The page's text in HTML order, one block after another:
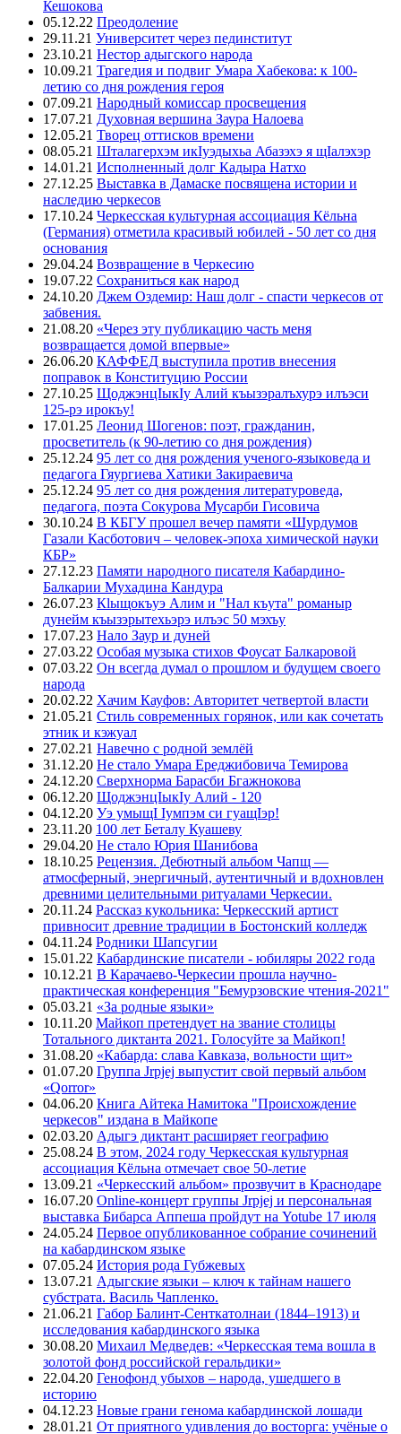
Кешокова
05.12.22 Преодоление
29.11.21 Университет через пединститут
23.10.21 Нестор адыгского народа
10.09.21 Трагедия и подвиг Умара Хабекова: к 100-
летию со дня рождения героя
07.09.21 Народный комиссар просвещения
17.07.21 Духовная вершина Заура Налоева
12.05.21 Творец оттисков времени
08.05.21 Шталагерхэм икIуэдыхьа Абазэхэ я щIалэхэр
14.01.21 Исполненный долг Кадыра Натхо
27.12.25 Выставка в Дамаске посвящена истории и
наследию черкесов
17.10.24 Черкесская культурная ассоциация Кёльна
(Германия) отметила красивый юбилей - 50 лет со дня
основания
29.04.24 Возвращение в Черкесию
19.07.22 Сохраниться как народ
24.10.20 Джем Оздемир: Наш долг - спасти черкесов от
забвения.
21.08.20 «Через эту публикацию часть меня
возвращается домой впервые»
26.06.20 КАФФЕД выступила против внесения
поправок в Конституцию России
27.10.25 ЩоджэнцIыкIу Алий къызэралъхурэ илъэси
125-рэ ирокъу!
17.01.25 Леонид Шогенов: поэт, гражданин,
просветитель (к 90-летию со дня рождения)
25.12.24 95 лет со дня рождения ученого-языковеда и
педагога Гяургиева Хатики Закираевича
25.12.24 95 лет со дня рождения литературоведа,
педагога, поэта Сокурова Мусарби Гисовича
30.10.24 В КБГУ прошел вечер памяти «Шурдумов
Газали Касботович – человек-эпоха химической науки
КБР»
27.12.23 Памяти народного писателя Кабардино-
Балкарии Мухадина Кандура
26.07.23 Кlыщокъуэ Алим и "Нал къута" романыр
дунейм къызэрытехьэрэ илъэс 50 мэхъу
17.07.23 Нало Заур и дуней
27.03.22 Особая музыка стихов Фоусат Балкаровой
07.03.22 Он всегда думал о прошлом и будущем своего
народа
20.02.22 Хачим Кауфов: Авторитет четвертой власти
21.05.21 Стиль современных горянок, или как сочетать
этник и кэжуал
27.02.21 Навечно с родной землёй
31.12.20 Не стало Умара Ереджибовича Темирова
24.12.20 Сверхнорма Барасби Бгажнокова
06.12.20 ЩоджэнцIыкIу Алий - 120
04.12.20 Уэ умыщI Iумпэм си гуащIэр!
23.11.20 100 лет Беталу Куашеву
29.04.20 Не стало Юрия Шанибова
18.10.25 Рецензия. Дебютный альбом Чапщ —
атмосферный, энергичный, аутентичный и вдохновлен
древними целительными ритуалами Черкесии.
20.11.24 Рассказ кукольника: Черкесский артист
привносит древние традиции в Бостонский колледж
04.11.24 Родники Шапсугии
15.01.22 Кабардинские писатели - юбиляры 2022 года
10.12.21 В Карачаево-Черкесии прошла научно-
практическая конференция "Бемурзовские чтения-2021"
05.03.21 «За родные языки»
10.11.20 Майкоп претендует на звание столицы
Тотального диктанта 2021. Голосуйте за Майкоп!
31.08.20 «Кабарда: слава Кавказа, вольности щит»
01.07.20 Группа Jrpjej выпустит свой первый альбом
«Qorror»
04.06.20 Книга Айтека Намитока "Происхождение
черкесов" издана в Майкопе
02.03.20 Адыгэ диктант расширяет географию
25.08.24 В этом, 2024 году Черкесская культурная
ассоциация Кёльна отмечает свое 50-летие
13.09.21 «Черкесский альбом» прозвучит в Краснодаре
16.07.20 Online-концерт группы Jrpjej и персональная
выставка Бибарса Аппеша пройдут на Yotube 17 июля
24.05.24 Первое опубликованное собрание сочинений
на кабардинском языке
07.05.24 История рода Губжевых
13.07.21 Адыгские языки – ключ к тайнам нашего
субстрата. Василь Чапленко.
21.06.21 Габор Балинт-Сенткатолнаи (1844–1913) и
исследования кабардинского языка
30.08.20 Михаил Медведев: «Черкесская тема вошла в
золотой фонд российской геральдики»
22.04.20 Генофонд убыхов – народа, ушедшего в
историю
04.12.23 Новые грани генома кабардинской лошади
28.01.21 От приятного удивления до восторга: учёные о